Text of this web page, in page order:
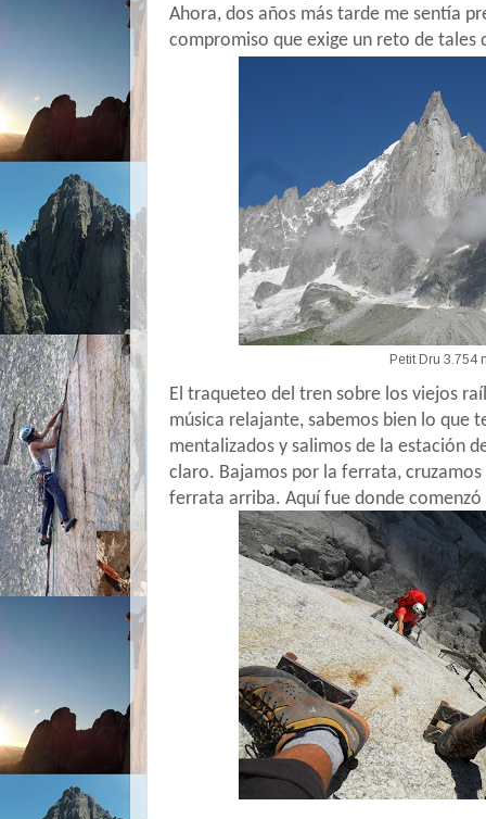
Ahora, dos años más tarde me sentía
compromiso que exige un reto de tales
Petit Dru 3.754
El traqueteo del tren sobre los viejos
música relajante, sabemos bien lo que
mentalizados y salimos de la estación
claro. Bajamos por la ferrata,
ferrata arriba. Aquí fue donde